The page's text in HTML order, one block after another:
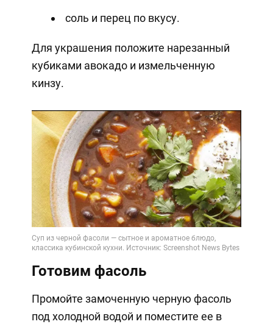
соль и перец по вкусу.
Для украшения положите нарезанный
кубиками авокадо и измельченную
кинзу.
Готовим фасоль
Промойте замоченную черную фасоль
под холодной водой и поместите ее в